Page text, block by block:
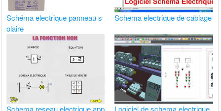
Schéma electrique panneau s
olaire
Schema electrique de cablage